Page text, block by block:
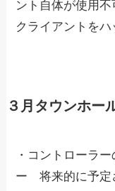
ント自体が使用
クライアントをハ
３月タウンホー
・コントローラ
ー 将来的に予定